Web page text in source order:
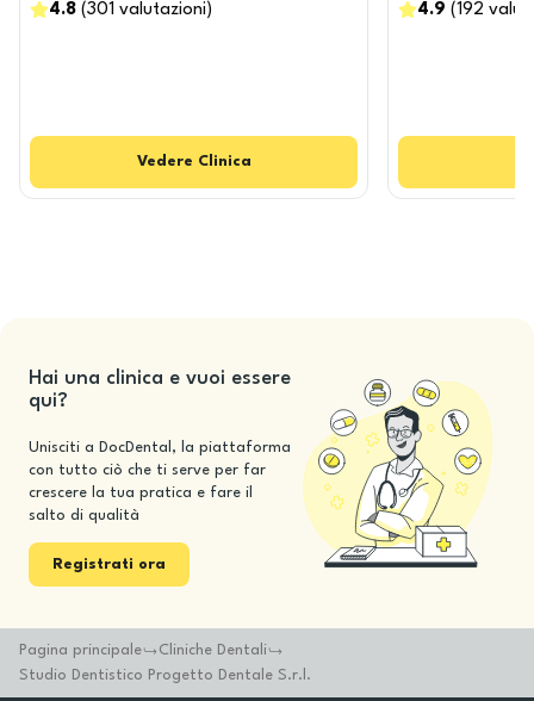
4.8 (301 valutazioni )
Vedere Clinica
4.9 (192
Hai una clinica e vuoi essere
qui?
Unisciti a DocDental, la piattaforma
con tutto ciò che ti serve per far
crescere la tua pratica e fare il
salto di qualità
Registrati ora
Pagina principale
Cliniche Dentali
Studio Dentistico Progetto Dentale S.r.l.